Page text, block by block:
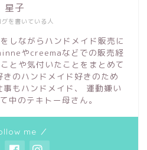
グを書いている人
星子
しながらハンドメイド販売に
やcreemaなどでの販売経
とや気付いたことをまとめて
のハンドメイド好きのため
もハンドメイド、 運動嫌い
中のテキトー母さん。
me ／